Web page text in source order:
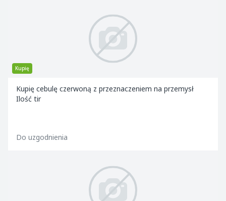
Kupię
Kupię cebulę czerwoną z przeznaczeniem na przemysł
Ilość tir
Do uzgodnienia